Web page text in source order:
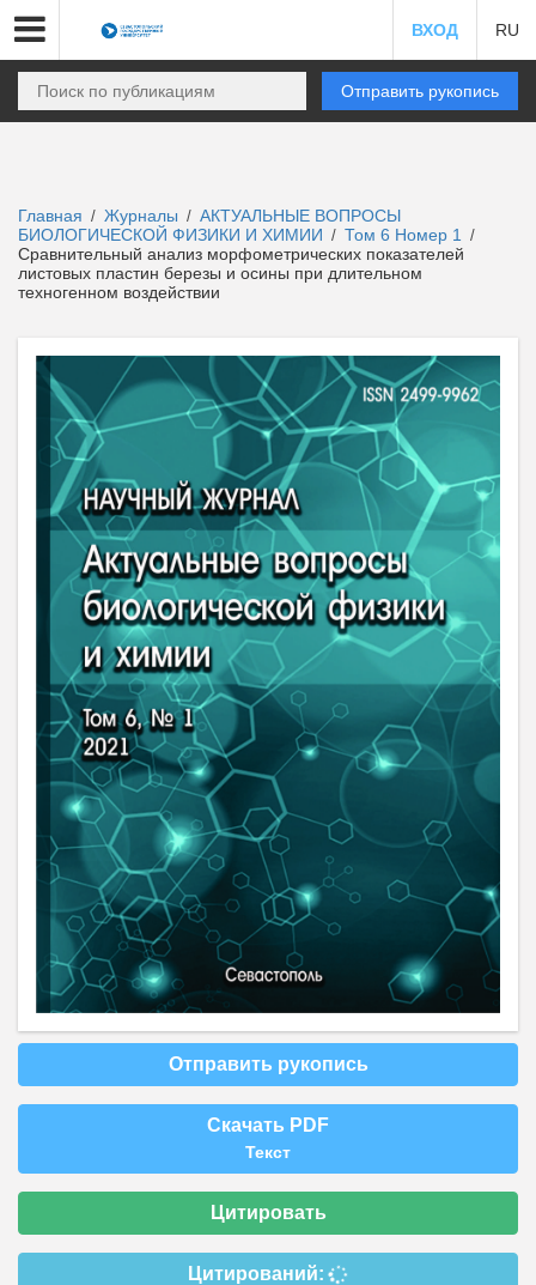
ВХОД RU
Отправить рукопись
Главная / Журналы / АКТУАЛЬНЫЕ ВОПРОСЫ
БИОЛОГИЧЕСКОЙ ФИЗИКИ И ХИМИИ / Том 6 Номер 1 /
Сравнительный анализ морфометрических показателей
листовых пластин березы и осины при длительном
техногенном воздействии
Отправить рукопись
Скачать PDF
Текст
Цитировать
Цитирований: